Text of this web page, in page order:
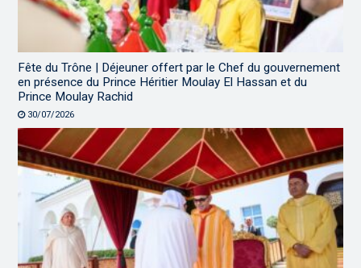
Fête du Trône | Déjeuner offert par le Chef du gouvernement
en présence du Prince Héritier Moulay El Hassan et du
Prince Moulay Rachid
30/07/2026